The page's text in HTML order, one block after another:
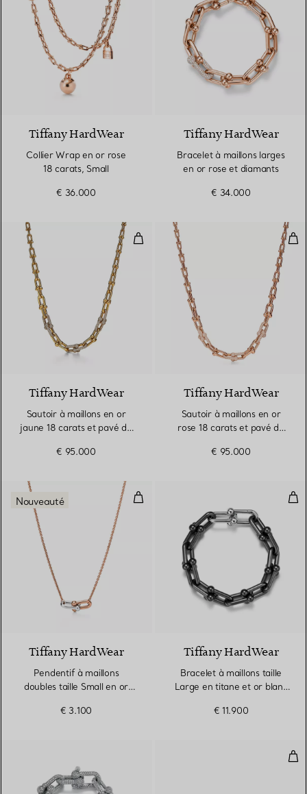
2 Matériaux
Tiffany HardWear
Collier Wrap en or rose
18 carats, Small
€ 36.000
Tiffany HardWear
Bracelet à maillons larges
en or rose et diamants
€ 34.000
Sautoir à maillons en or jaune
3 Matériaux
Tiffany HardWear
Sautoir à maillons en or
jaune 18 carats et pavé de
€ 95.000
Tiffany HardWear
Sautoir à maillons en or
rose 18 carats et pavé de
€ 95.000
Pendentif à maillons doubles
Nouveauté
Tiffany HardWear
Pendentif à maillons
doubles taille Small en or
€ 3.100
Tiffany HardWear
Bracelet à maillons taille
Large en titane et or blanc
€ 11.900